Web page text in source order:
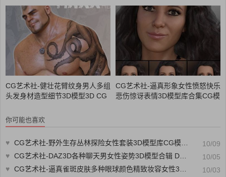
88艺术社
型素材CG88艺术社
CG艺术社-健壮花臂纹身男人多组
头发身材造型细节3D模型3D CG
CG艺术社-逼真形象女性愤怒快乐
悲伤惊讶表情3D模型库合集CG模
你可能也喜欢
♥ CG艺术社-野外生存丛林探险女性套装3D模型库CG模型库模型素材CG88艺术社
10/09
♥ CG艺术社-DAZ3D各种聊天男女性姿势3D模型合辑 DAZ3D i13 Chat Collection Poses for the Gen...3D CG模型库模型素材CG88艺术社
10/05
♥ CG艺术社-逼真雀斑皮肤多种眼球颜色精致妆容女性3D模型库CG模型库模型素材CG88艺术社
10/03